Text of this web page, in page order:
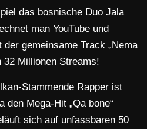
das bosnische Duo Jala
man YouTube und
gemeinsame Track „Nema
32 Millionen Streams!
Stammende Rapper ist
den Mega-Hit „Qa bone“
sich auf unfassbaren 50